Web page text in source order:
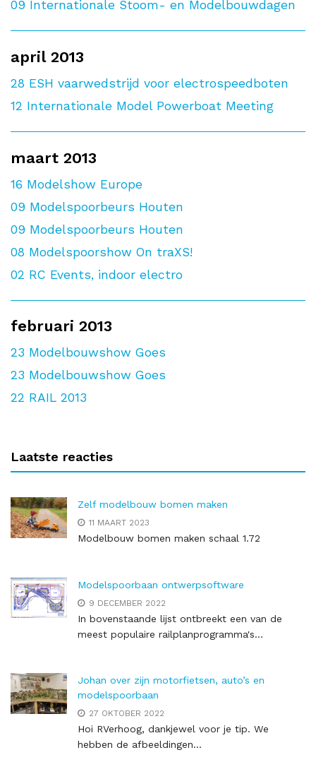
09 Internationale Stoom- en Modelbouwdagen
april 2013
28 ESH vaarwedstrijd voor electrospeedboten
12 Internationale Model Powerboat Meeting
maart 2013
16 Modelshow Europe
09 Modelspoorbeurs Houten
09 Modelspoorbeurs Houten
08 Modelspoorshow On traXS!
02 RC Events, indoor electro
februari 2013
23 Modelbouwshow Goes
23 Modelbouwshow Goes
22 RAIL 2013
Laatste reacties
Zelf modelbouw bomen maken
11 MAART 2023
Modelbouw bomen maken schaal 1.72
Modelspoorbaan ontwerpsoftware
9 DECEMBER 2022
In bovenstaande lijst ontbreekt een van de
meest populaire railplanprogramma's...
Johan over zijn motorfietsen, auto’s en
modelspoorbaan
27 OKTOBER 2022
Hoi RVerhoog, dankjewel voor je tip. We
hebben de afbeeldingen...